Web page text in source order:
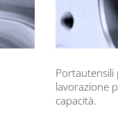
Portautensili
lavorazione
capacità.